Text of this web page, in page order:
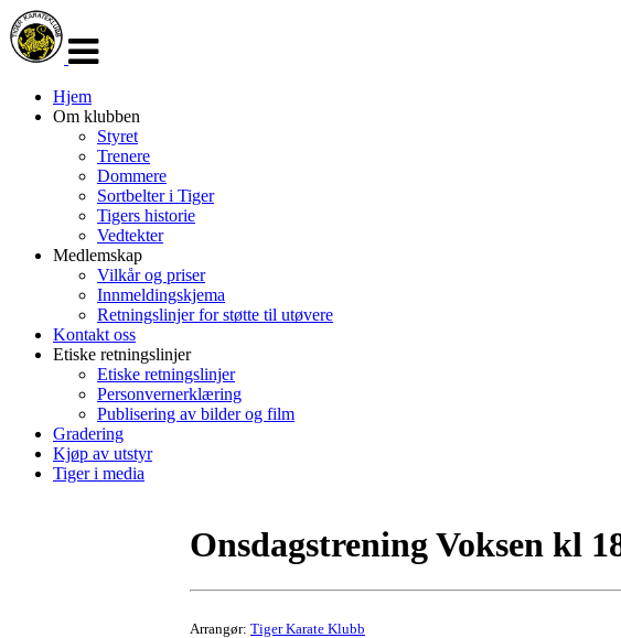
navigasjon
Hjem
Om klubben
Styret
Trenere
Dommere
Sortbelter i Tiger
Tigers historie
Vedtekter
Medlemskap
Vilkår og priser
Innmeldingskjema
Retningslinjer for støtte til utøvere
Kontakt oss
Etiske retningslinjer
Etiske retningslinjer
Personvernerklæring
Publisering av bilder og film
Gradering
Kjøp av utstyr
Tiger i media
Onsdagstrening Voksen kl
Arrangør: Tiger Karate Klubb